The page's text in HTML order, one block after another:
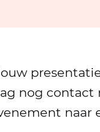
nog contact
naar